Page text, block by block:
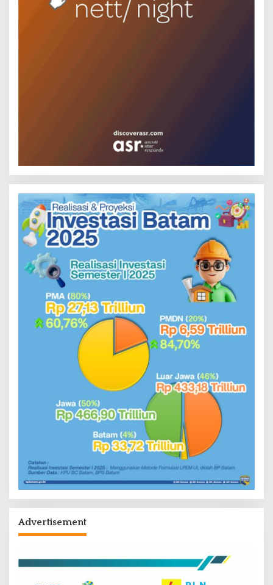
Advertisement